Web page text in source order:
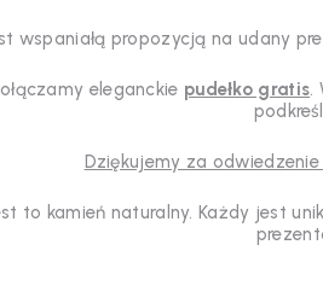
wspaniałą propozycją na udany
eleganckie pudełko gratis
Dziękujemy za
to kamień naturalny. Każdy jest